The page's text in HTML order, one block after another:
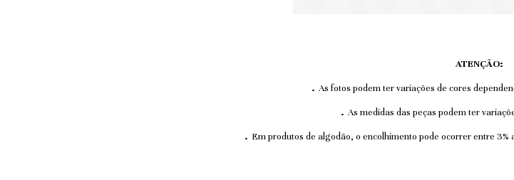
ATENÇÃO:
.As fotos podem ter variações de cores
. As medidas das peças podem ter
. Em produtos de algodão, o encolhimento pode ocorrer entre 3%